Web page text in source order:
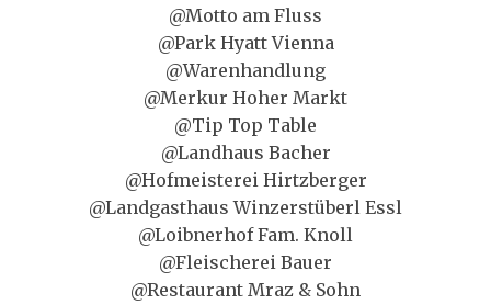
@Motto am Fluss
@Park Hyatt Vienna
@Warenhandlung
@Merkur Hoher Markt
@Tip Top Table
@Landhaus Bacher
@Hofmeisterei Hirtzberger
@Landgasthaus Winzerstüberl Essl
@Loibnerhof Fam. Knoll
@Fleischerei Bauer
@Restaurant Mraz & Sohn